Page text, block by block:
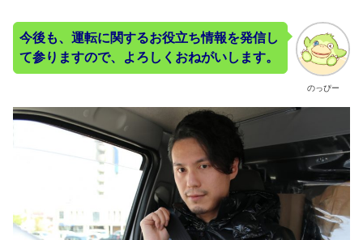
のっぴー
今後も、運転に関するお役立ち情報を発信し
て参りますので、よろしくおねがいします。